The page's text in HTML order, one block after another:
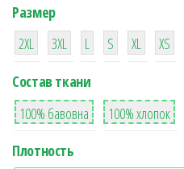
Размер
38
2XL
16
3XL
42
L
42
S
42
XL XS
Состав ткани
8
100% бавовна
36
100% хлопок
Плотность